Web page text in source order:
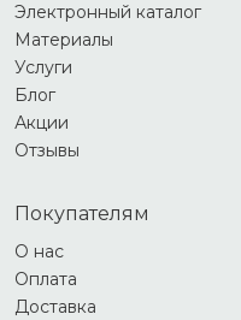
Электронный каталог
Материалы
Услуги
Блог
Акции
Отзывы
Покупателям
О нас
Оплата
Доставка